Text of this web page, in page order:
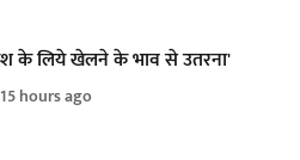
के लिये खेलने के भाव से उतरना'
15 hours ago